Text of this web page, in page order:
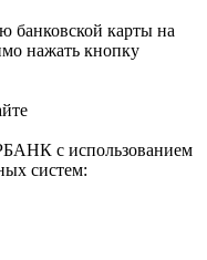
банковской карты на
нажать кнопку
с использованием
систем: